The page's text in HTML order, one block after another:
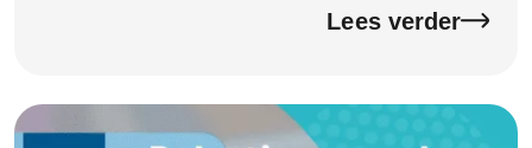
officieel kwaliteitscertificaat ontvangen van de
onthuld door wethouder Hannie Rohaan. Met dit
certificaat laat het DigiTaalhuis zien dat de kwaliteit
Lees verder